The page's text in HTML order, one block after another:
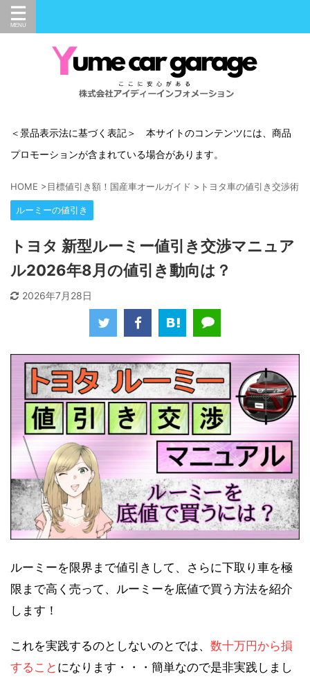
＜景品表示法に基づく表記＞ 本サイトのコンテンツには、商品
プロモーションが含まれている場合があります。
HOME >目標値引き額！国産車オールガイド > トヨタ車の値引き交渉術
ルーミーの値引き
トヨタ 新型ルーミー値引き交渉マニュア
ル2026年8月の値引き動向は？
2026年7月28日
ルーミーを限界まで値引きして、さらに下取り車を極
限まで高く売って、ルーミーを底値で買う方法を紹介
します！
これを実践するのとしないのとでは、 数十万円から損
すること になります・・・簡単なので是非実践しまし